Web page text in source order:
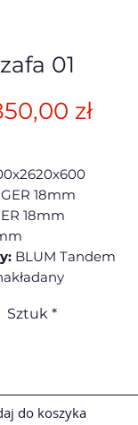
01
złCena
18mm
18mm
BLUM Tandem
Sztuk *
do koszyka